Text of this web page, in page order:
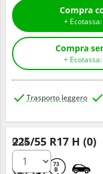
Trasporto leggero
225/55 R17 H (0)
73
B
Q.tà